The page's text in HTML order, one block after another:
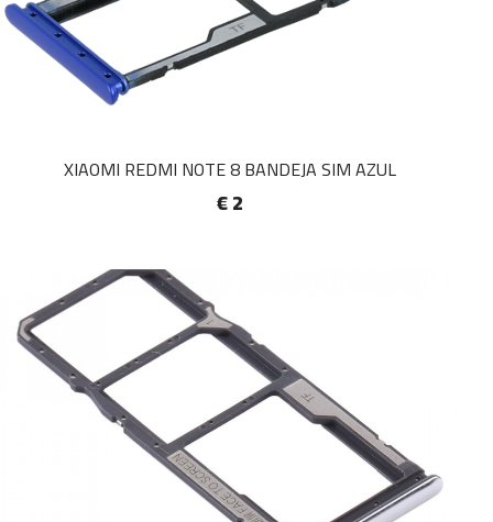
XIAOMI REDMI NOTE 8 BANDEJA SIM AZUL
€ 2